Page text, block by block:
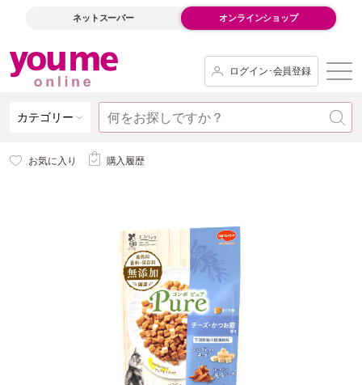
ネットスーパー オンラインショップ
ログイン･会員登録
カテゴリー
お気に入り 購入履歴